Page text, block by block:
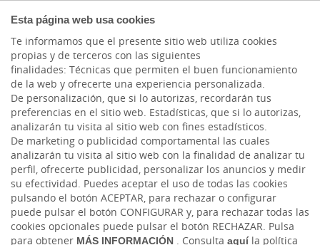
Esta página web usa cookies
Te informamos que el presente sitio web utiliza cookies
propias y de terceros con las siguientes
finalidades: Técnicas que permiten el buen funcionamiento
de la web y ofrecerte una experiencia personalizada.
De personalización, que si lo autorizas, recordarán tus
preferencias en el sitio web. Estadísticas, que si lo autorizas,
analizarán tu visita al sitio web con fines estadísticos.
De marketing o publicidad comportamental las cuales
analizarán tu visita al sitio web con la finalidad de analizar tu
perfil, ofrecerte publicidad, personalizar los anuncios y medir
su efectividad. Puedes aceptar el uso de todas las cookies
pulsando el botón ACEPTAR, para rechazar o configurar
puede pulsar el botón CONFIGURAR y, para rechazar todas las
cookies opcionales puede pulsar el botón RECHAZAR. Pulsa
para obtener MÁS INFORMACIÓN . Consulta aquíla política
Actualidad
¿El umbral del
crecimiento?
Jue, 06/07/2023 - 12:00